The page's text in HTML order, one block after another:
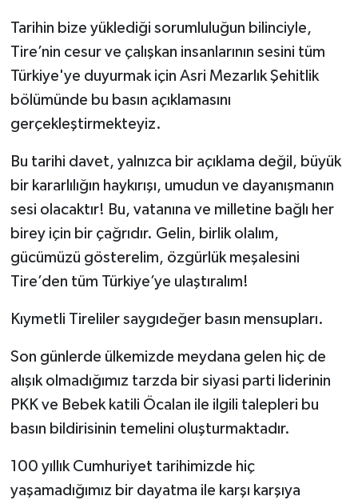
Tarihin bize yüklediği sorumluluğun bilinciyle,
Tire’nin cesur ve çalışkan insanlarının sesini tüm
Türkiye'ye duyurmak için Asri Mezarlık Şehitlik
bölümünde bu basın açıklamasını
gerçekleştirmekteyiz.
Bu tarihi davet, yalnızca bir açıklama değil, büyük
bir kararlılığın haykırışı, umudun ve dayanışmanın
sesi olacaktır! Bu, vatanına ve milletine bağlı her
birey için bir çağrıdır. Gelin, birlik olalım,
gücümüzü gösterelim, özgürlük meşalesini
Tire’den tüm Türkiye’ye ulaştıralım!
Kıymetli Tireliler saygıdeğer basın mensupları.
Son günlerde ülkemizde meydana gelen hiç de
alışık olmadığımız tarzda bir siyasi parti liderinin
PKK ve Bebek katili Öcalan ile ilgili talepleri bu
basın bildirisinin temelini oluşturmaktadır.
100 yıllık Cumhuriyet tarihimizde hiç
yaşamadığımız bir dayatma ile karşı karşıya